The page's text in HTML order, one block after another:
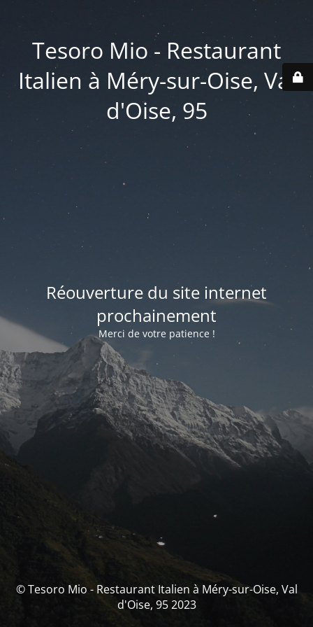
Tesoro Mio - Restaurant
Italien à Méry-sur-Oise, Val
d'Oise, 95
Réouverture du site internet
prochainement
Merci de votre patience !
© Tesoro Mio - Restaurant Italien à Méry-sur-Oise, Val
d'Oise, 95 2023